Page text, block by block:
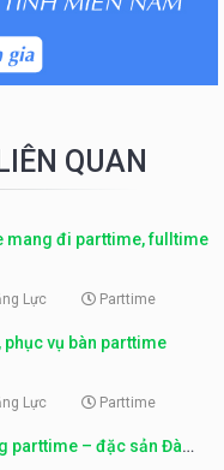
QUAN
mang đi parttime, fulltime
Lực Parttime
phục vụ bàn parttime
Lực Parttime
parttime – đặc sản Đà